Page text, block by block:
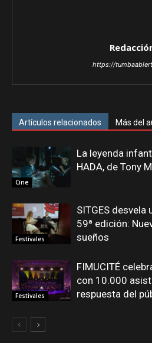
https://
Artículos relacionados Más del
Cine
La leyenda
HADA, de Tony
Festivales
SITGES desvela
59ª edición:
sueños
Festivales
FIMUCITÉ
con 10.000
respuesta del